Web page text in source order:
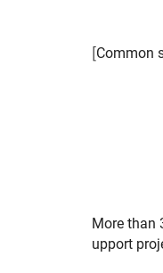
[Common
More than
upport